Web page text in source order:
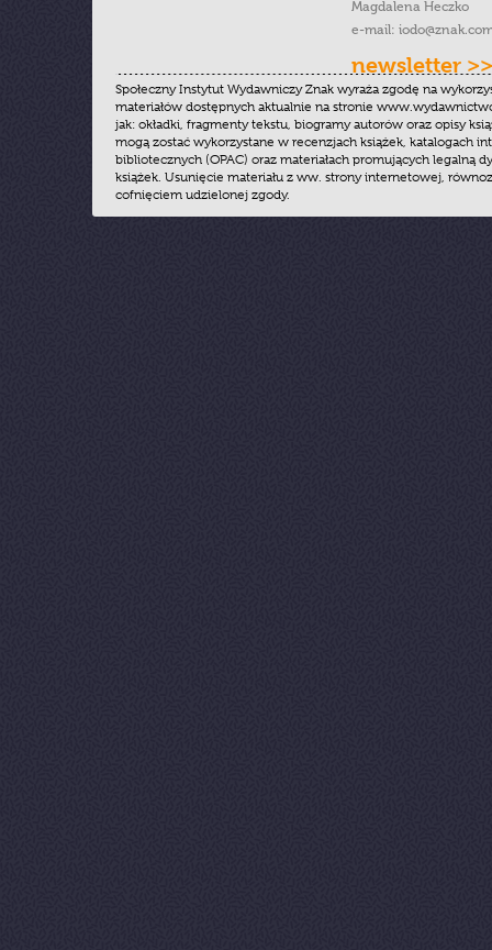
Magdalena Heczko
e-mail:
newsletter >>
Społeczny Instytut Wydawniczy Znak wyraża zgodę na
materiałów dostępnych aktualnie na stronie
jak: okładki, fragmenty tekstu, biogramy autorów oraz opisy
mogą zostać wykorzystane w recenzjach książek, katalogach
bibliotecznych (OPAC) oraz materiałach promujących legalną
książek. Usunięcie materiału z ww. strony internetowej,
cofnięciem udzielonej zgody.